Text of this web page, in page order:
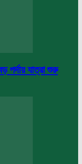
পর্দায় যাত্রা শুরু